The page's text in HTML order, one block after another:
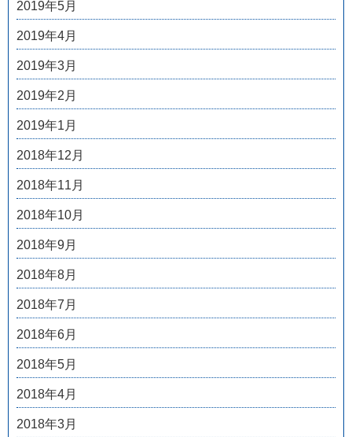
2019年5月
2019年4月
2019年3月
2019年2月
2019年1月
2018年12月
2018年11月
2018年10月
2018年9月
2018年8月
2018年7月
2018年6月
2018年5月
2018年4月
2018年3月